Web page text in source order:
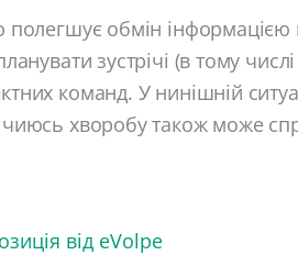
полегшує обмін інформацією
зустрічі (в тому числі
команд. У нинішній
хворобу також може
від eVolpe